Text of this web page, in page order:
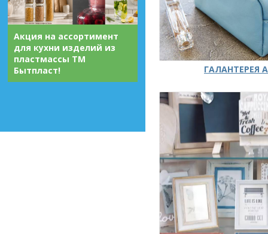
Акция на ассортимент
для кухни изделий из
пластмассы ТМ
Бытпласт!
ГАЛАНТЕРЕЯ